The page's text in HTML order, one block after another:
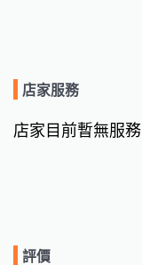
店家服務
店家目前暫無服務
評價